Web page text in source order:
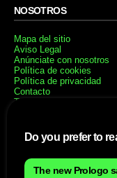
NOSOTROS
Mapa del sitio
Aviso Legal
Anúnciate con nosotros
Política de cookies
Política de privacidad
Contacto
Trabaja con nosotros
WEBS AMIGAS
MusickMag
Do you prefer to
The new Prologo